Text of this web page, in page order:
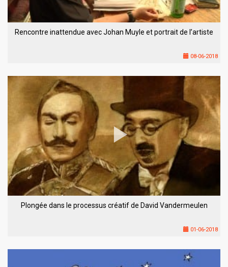
Rencontre inattendue avec Johan Muyle et portrait de l’artiste
08-06-2018
Plongée dans le processus créatif de David Vandermeulen
01-06-2018